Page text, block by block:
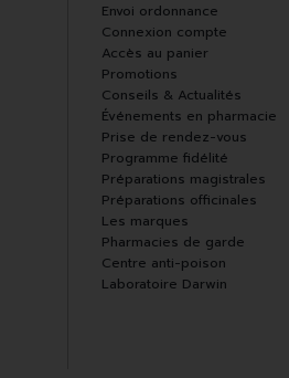
Envoi ordonnance
Connexion compte
Accès au panier
Promotions
Conseils & Actualités
Événements en pharmacie
Prise de rendez-vous
Programme fidélité
Préparations magistrales
Préparations officinales
Les marques
Pharmacies de garde
Centre anti-poison
Laboratoire Darwin